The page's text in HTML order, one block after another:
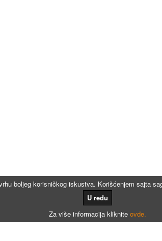
boljeg korisničkog iskustva. Korišćenjem sajta
U redu
Za više informacija kliknite ovde.